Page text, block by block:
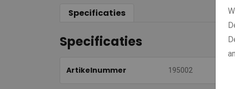
Specificaties
Specificaties
Artikelnummer 195002